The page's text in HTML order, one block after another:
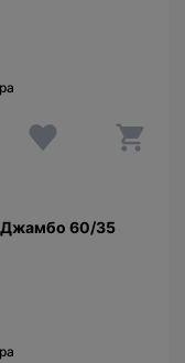
Джамбо 60/35